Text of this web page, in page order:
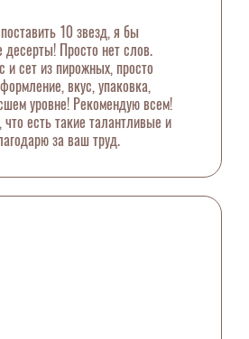
10 звезд, я бы
Просто нет слов.
и сет из пирожных, просто
вкус, упаковка,
уровне! Рекомендую всем!
что есть такие талантливые и
за ваш труд.